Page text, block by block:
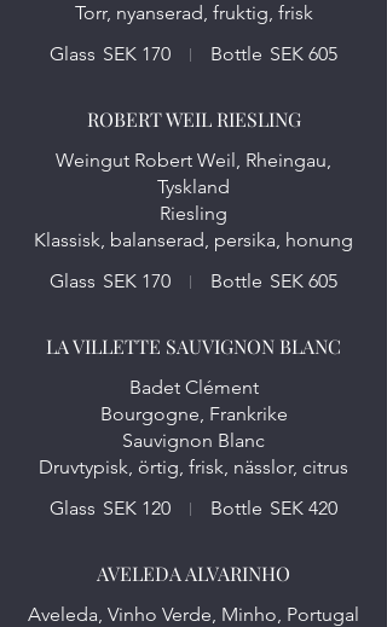
Torr, nyanserad, fruktig, frisk
Glass SEK 170 Bottle SEK 605
ROBERT WEIL RIESLING
Weingut Robert Weil, Rheingau,
Tyskland
Riesling
Glass SEK 170 Bottle SEK 605
LA VILLETTE SAUVIGNON BLANC
Badet Clément
Bourgogne, Frankrike
Sauvignon Blanc
Glass SEK 120 Bottle SEK 420
AVELEDA ALVARINHO
Aveleda, Vinho Verde, Minho, Portugal